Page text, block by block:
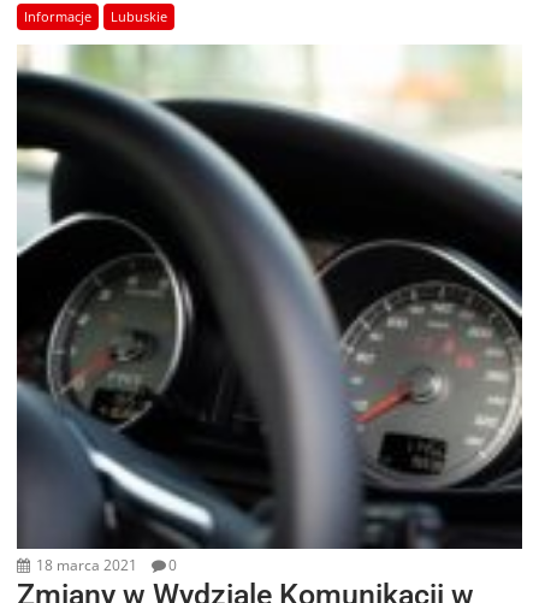
Informacje Lubuskie
18 marca 2021 0
Zmiany w Wydziale Komunikacji w